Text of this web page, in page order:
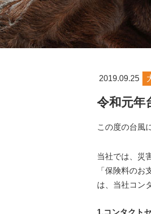
2019.09.25
令和元年
この度の台風
当社では、災
「保険料の
は、当社コン